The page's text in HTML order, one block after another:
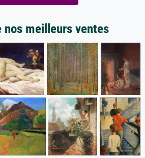
nos meilleurs ventes